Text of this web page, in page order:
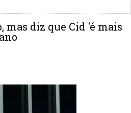
diz que Cid 'é mais